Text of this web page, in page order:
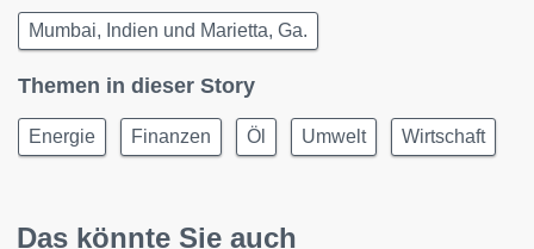
Mumbai, Indien und Marietta, Ga.
Themen in dieser Story
Energie Finanzen Öl Umwelt Wirtschaft
Das könnte Sie auch